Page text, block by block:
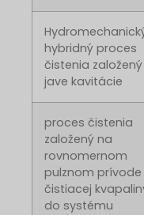
hybridný proces
čistenia
jave kavitácie
proces čistenia
založený na
rovnomernom
pulznom prívode
čistiacej
do systému